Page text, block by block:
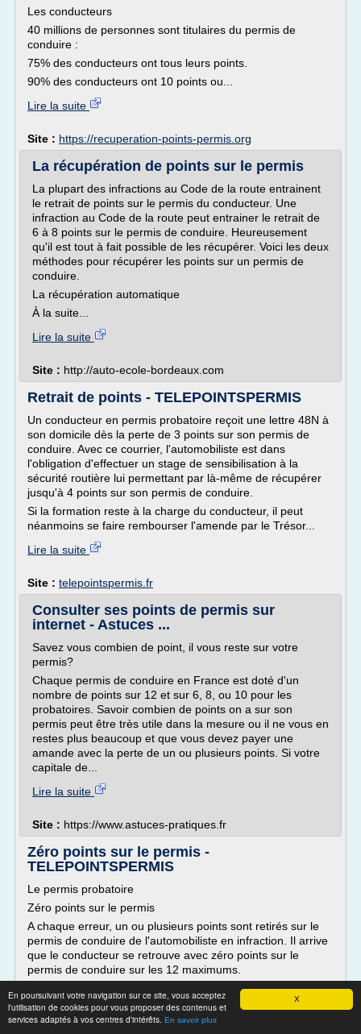
X
En poursuivant votre navigation sur ce site, vous acceptez
l'utilisation de cookies pour vous proposer des contenus et
services adaptés à vos centres d'intérêts. En savoir plus
Les conducteurs
40 millions de personnes sont titulaires du permis de
conduire :
75% des conducteurs ont tous leurs points.
90% des conducteurs ont 10 points ou...
Lire la suite
Site : https://recuperation-points-permis.org
La récupération de points sur le permis
La plupart des infractions au Code de la route entrainent
le retrait de points sur le permis du conducteur. Une
infraction au Code de la route peut entrainer le retrait de
6 à 8 points sur le permis de conduire. Heureusement
qu'il est tout à fait possible de les récupérer. Voici les deux
méthodes pour récupérer les points sur un permis de
conduire.
La récupération automatique
À la suite...
Lire la suite
Site : http://auto-ecole-bordeaux.com
Retrait de points - TELEPOINTSPERMIS
Un conducteur en permis probatoire reçoit une lettre 48N à
son domicile dès la perte de 3 points sur son permis de
conduire. Avec ce courrier, l'automobiliste est dans
l'obligation d'effectuer un stage de sensibilisation à la
sécurité routière lui permettant par là-même de récupérer
jusqu'à 4 points sur son permis de conduire.
Si la formation reste à la charge du conducteur, il peut
néanmoins se faire rembourser l'amende par le Trésor...
Lire la suite
Site : telepointspermis.fr
Consulter ses points de permis sur
internet - Astuces ...
Savez vous combien de point, il vous reste sur votre
permis?
Chaque permis de conduire en France est doté d'un
nombre de points sur 12 et sur 6, 8, ou 10 pour les
probatoires. Savoir combien de points on a sur son
permis peut être très utile dans la mesure ou il ne vous en
restes plus beaucoup et que vous devez payer une
amande avec la perte de un ou plusieurs points. Si votre
capitale de...
Lire la suite
Site : https://www.astuces-pratiques.fr
Zéro points sur le permis -
TELEPOINTSPERMIS
Le permis probatoire
Zéro points sur le permis
A chaque erreur, un ou plusieurs points sont retirés sur le
permis de conduire de l'automobiliste en infraction. Il arrive
que le conducteur se retrouve avec zéro points sur le
permis de conduire sur les 12 maximums.
Le conducteur est souvent surpris d'apprendre l'invalidation
de son permis et la perte de tous ses points via la lettre
48SI qu'il...